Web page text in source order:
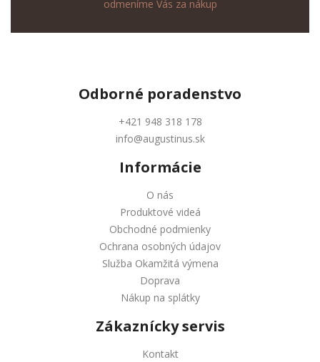
odmeníme Vás za nákup
Odborné poradenstvo
+421 948 318 178
info@augustinus.sk
Informácie
O nás
Produktové videá
Obchodné podmienky
Ochrana osobných údajov
Služba Okamžitá výmena
Doprava
Nákup na splátky
Zákaznícky servis
Kontakt